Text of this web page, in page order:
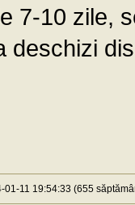
7-10 zile,
deschizi
01-11 19:54:33 (655